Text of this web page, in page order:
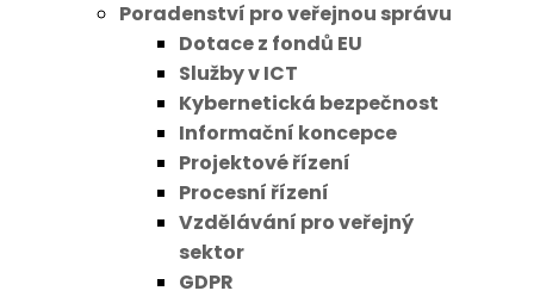
Poradenství pro veřejnou správu
Dotace z fondů EU
Služby v ICT
Kybernetická bezpečnost
Informační koncepce
Projektové řízení
Procesní řízení
Vzdělávání pro veřejný
sektor
GDPR